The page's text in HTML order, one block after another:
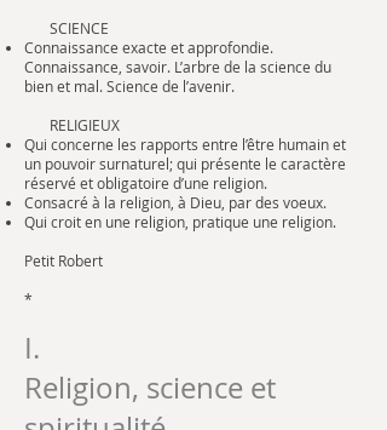
SCIENCE
Connaissance exacte et approfondie.
Connaissance, savoir. L’arbre de la science du
bien et mal. Science de l’avenir.
RELIGIEUX
Qui concerne les rapports entre l’être humain et
un pouvoir surnaturel; qui présente le caractère
réservé et obligatoire d’une religion.
Consacré à la religion, à Dieu, par des voeux.
Qui croit en une religion, pratique une religion.
Petit Robert
*
I.
Religion, science et